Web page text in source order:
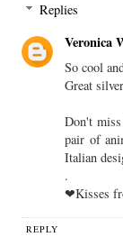
Replies
Veronica
So cool
Great
Don't
pair of
Italian
.
❤Kisses
REPLY